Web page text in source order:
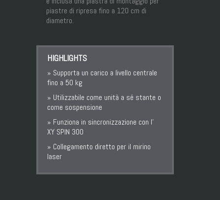
piastre di ripresa fino a 120 cm di
diametro.
HIGHLIGHTS
» Supporta un carico a livello centrale
fino a 50 kg
» Utilizzabile come unità a sé stante o
come sospensione
» Funziona in sincronizzazione con l’
XY SPIN 300
» Collegamento diretto per il mirino
laser